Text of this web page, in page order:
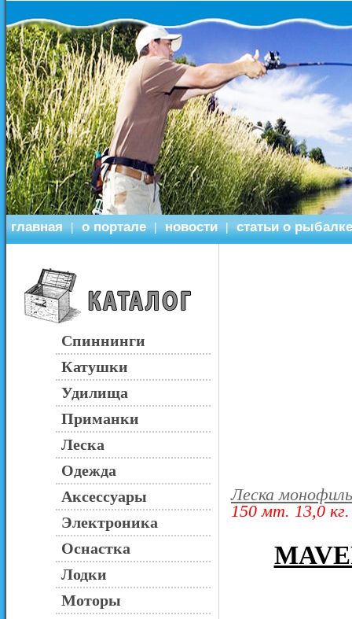
главная | о портале | новости | статьи о рыбалке
Спиннинги
Катушки
Удилища
Приманки
Леска
Одежда
Аксессуары
Электроника
Оснастка
Лодки
Моторы
Леска
150 мт. 13,0 кг.